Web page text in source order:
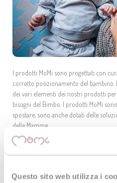
Questo sito web utilizza i
I prodotti MoMi sono progettati con
corretto posizionamento del bambino.
dei vari elementi dei nostri prodotti
bisogni del Bimbo. I prodotti MoMi
spostare, sono anche dotati delle
delle Mamme.
Grazie all’impiego dei materiali
problemi sopporteranno le numerose
spostati o sottoposti a qualunque sfida